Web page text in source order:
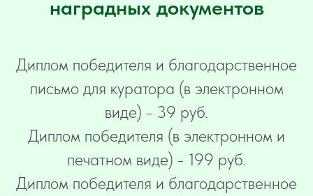
наградных документов
Диплом победителя и благодарственное
письмо для куратора (в электронном
виде) - 39 руб.
Диплом победителя (в электронном и
печатном виде) - 199 руб.
Диплом победителя и благодарственное